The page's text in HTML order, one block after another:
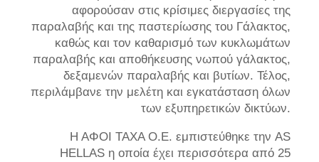
αφορούσαν στις κρίσιμες διεργασίες της
παραλαβής και της παστερίωσης του Γάλακτος,
καθώς και τον καθαρισμό των κυκλωμάτων
παραλαβής και αποθήκευσης νωπού γάλακτος,
δεξαμενών παραλαβής και βυτίων. Τέλος,
περιλάμβανε την μελέτη και εγκατάσταση όλων
των εξυπηρετικών δικτύων.
Η ΑΦΟΙ ΤΑΧΑ Ο.Ε. εμπιστεύθηκε την AS
HELLAS η οποία έχει περισσότερα από 25